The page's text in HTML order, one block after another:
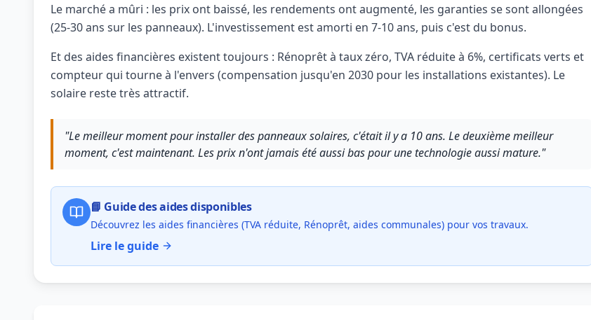
Le marché a mûri : les prix ont baissé, les rendements ont augmenté, les garanties se sont allongées
(25-30 ans sur les panneaux). L'investissement est amorti en 7-10 ans, puis c'est du bonus.
Et des aides financières existent toujours : Rénoprêt à taux zéro, TVA réduite à 6%, certificats verts et
compteur qui tourne à l'envers (compensation jusqu'en 2030 pour les installations existantes). Le
solaire reste très attractif.
"Le meilleur moment pour installer des panneaux solaires, c'était il y a 10 ans. Le deuxième meilleur
moment, c'est maintenant. Les prix n'ont jamais été aussi bas pour une technologie aussi mature."
📘 Guide des aides disponibles
Découvrez les aides financières (TVA réduite, Rénoprêt, aides communales) pour vos travaux.
Lire le guide